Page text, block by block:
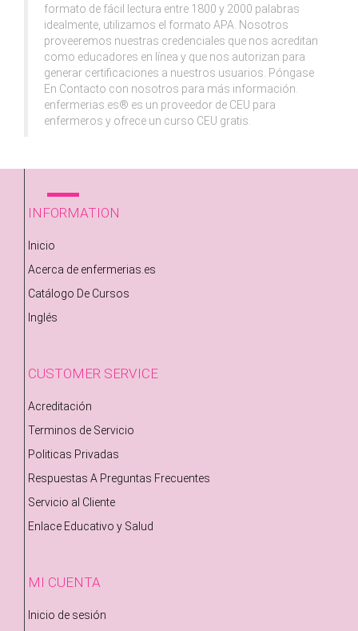
formato de fácil lectura entre 1800 y 2000 palabras
idealmente, utilizamos el formato APA. Nosotros
proveeremos nuestras credenciales que nos acreditan
como educadores en línea y que nos autorizan para
generar certificaciones a nuestros usuarios. Póngase
En Contacto con nosotros para más información.
enfermerias.es® es un proveedor de CEU para
enfermeros y ofrece un curso CEU gratis.
INFORMATION
Inicio
Acerca de enfermerias.es
Catálogo De Cursos
Inglés
CUSTOMER SERVICE
Acreditación
Terminos de Servicio
Politicas Privadas
Respuestas A Preguntas Frecuentes
Servicio al Cliente
Enlace Educativo y Salud
MI CUENTA
Inicio de sesión